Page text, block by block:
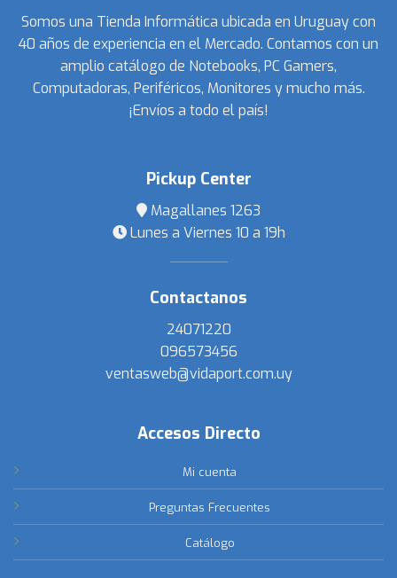
Somos una Tienda Informática ubicada en Uruguay con
40 años de experiencia en el Mercado. Contamos con un
amplio catálogo de Notebooks, PC Gamers,
Computadoras, Periféricos, Monitores y mucho más.
¡Envíos a todo el país!
Pickup Center
Magallanes 1263
Lunes a Viernes 10 a 19h
Contactanos
24071220
096573456
ventasweb@vidaport.com.uy
Accesos Directo
Mi cuenta
Preguntas Frecuentes
Catálogo